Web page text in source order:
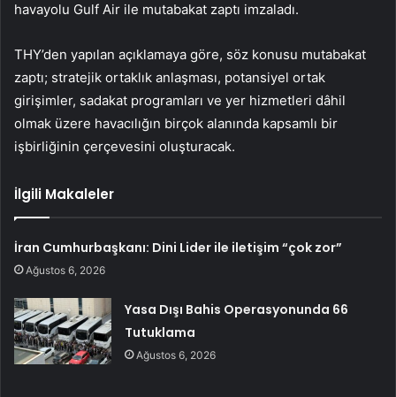
havayolu Gulf Air ile mutabakat zaptı imzaladı.
THY’den yapılan açıklamaya göre, söz konusu mutabakat
zaptı; stratejik ortaklık anlaşması, potansiyel ortak
girişimler, sadakat programları ve yer hizmetleri dâhil
olmak üzere havacılığın birçok alanında kapsamlı bir
işbirliğinin çerçevesini oluşturacak.
İlgili Makaleler
İran Cumhurbaşkanı: Dini Lider ile iletişim “çok zor”
Ağustos 6, 2026
Yasa Dışı Bahis Operasyonunda 66
Tutuklama
Ağustos 6, 2026